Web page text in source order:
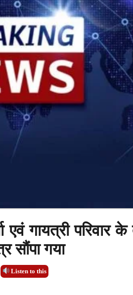
एवं गायत्री परिवार
सौंपा गया
Listen to this